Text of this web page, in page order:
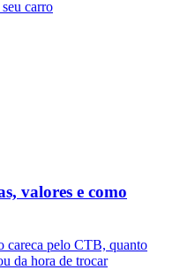
carro
valores e como
careca pelo CTB, quanto
da hora de trocar